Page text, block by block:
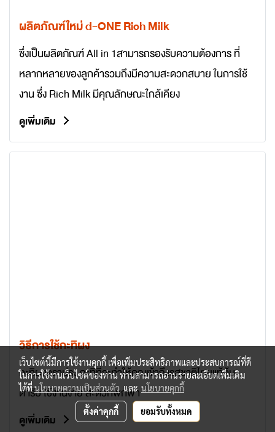
ผลิตภัณฑ์ใหม่ d-ONE Rich Milk
ซึ่งเป็นผลิตภัณฑ์ All in 1สามารถรองรับความต้องการ ที่
หลากหลายของลูกค้ารวมถึงมีความสะดวกสบาย ในการใช้
งาน ซึ่ง Rich Milk มีคุณลักษณะใกล้เคียง
ดูเพิ่มเติม
วิธีการใช้กะทิผง
กะทิผงตราปรุง กะทิที่จะทำให้คุณเข้าถึงรสชาติไทยแท้ต้น
ตำรับ ใช้งานง่าย สะดวกพกพา
ดูเพิ่มเติม
เว็บไซต์นี้มีการใช้งานคุกกี้ เพื่อเพิ่มประสิทธิภาพและประสบการณ์ที่ดี
ในการใช้งานเว็บไซต์ของท่าน ท่านสามารถอ่านรายละเอียดเพิ่มเติม
ได้ที่นโยบายความเป็นส่วนตัวและ นโยบายคุกกี้
ตั้งค่าคุกกี้ ยอมรับทั้งหมด